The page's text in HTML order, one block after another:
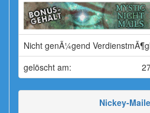
Nicht genÃ¼gend
gelöscht am:
Nickey-